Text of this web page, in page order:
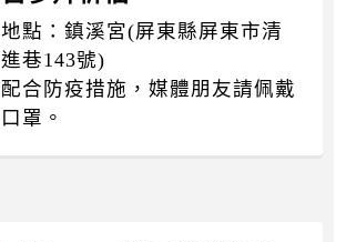
地點：鎮溪宮(屏東縣屏東市清
進巷143號)
配合防疫措施，媒體朋友請佩戴
口罩。